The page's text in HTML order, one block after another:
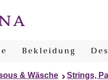
Bekleidung
& Wäsche Strings,